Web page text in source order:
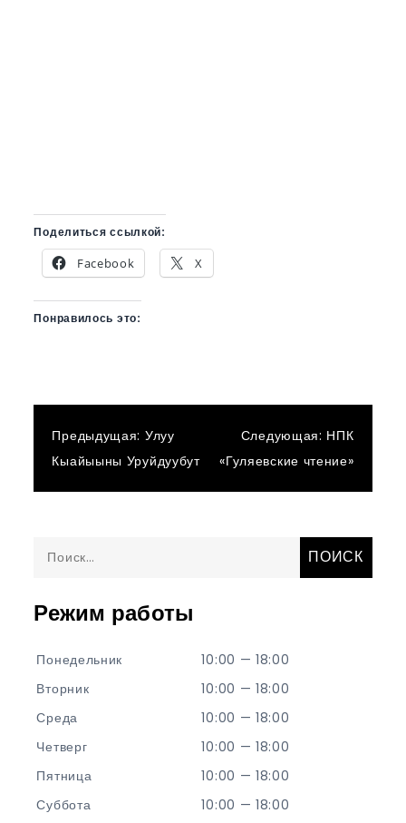
Поделиться ссылкой:
Facebook X
Понравилось это:
Навигация
по
Предыдущая: Улуу
Кыайыыны Уруйдуубут
Следующая: НПК
«Гуляевские чтение»
Найти:
Режим работы
Понедельник
10:00 — 18:00
Вторник
10:00 — 18:00
Среда
10:00 — 18:00
Четверг
10:00 — 18:00
Пятница
10:00 — 18:00
Суббота
10:00 — 18:00